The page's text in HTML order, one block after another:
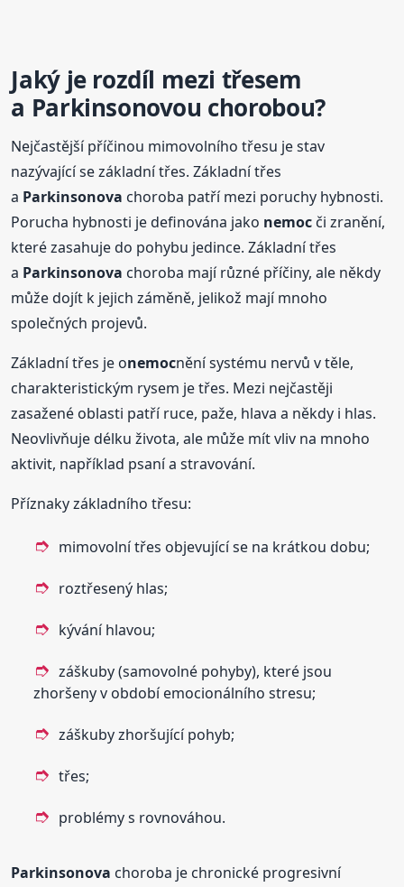
Jaký je rozdíl mezi třesem
a Parkinsonovou chorobou?
Nejčastější příčinou mimovolního třesu je stav
nazývající se základní třes. Základní třes
a Parkinsonova choroba patří mezi poruchy hybnosti.
Porucha hybnosti je definována jako nemoc či zranění,
které zasahuje do pohybu jedince. Základní třes
a Parkinsonova choroba mají různé příčiny, ale někdy
může dojít k jejich záměně, jelikož mají mnoho
společných projevů.
Základní třes je onemocnění systému nervů v těle,
charakteristickým rysem je třes. Mezi nejčastěji
zasažené oblasti patří ruce, paže, hlava a někdy i hlas.
Neovlivňuje délku života, ale může mít vliv na mnoho
aktivit, například psaní a stravování.
Příznaky základního třesu:
mimovolní třes objevující se na krátkou dobu;
roztřesený hlas;
kývání hlavou;
záškuby (samovolné pohyby), které jsou
zhoršeny v období emocionálního stresu;
záškuby zhoršující pohyb;
třes;
problémy s rovnováhou.
Parkinsonova choroba je chronické progresivní